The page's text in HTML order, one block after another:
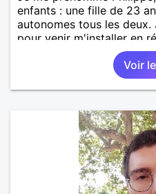
enfants : une fille de 23
autonomes tous les
pour venir m'installer en
des raisons
je souhaite refaire ma vie
personne ayant de belles
bienveillance, respect et
authentique pour durer
vous reconnaissez dans
Voir